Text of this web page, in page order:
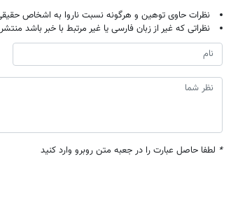
نظرات حاوی توهین و هرگونه نسبت ناروا به اشخاص
نظراتی که غیر از زبان فارسی یا غیر مرتبط با خبر باشد
* لطفا حاصل عبارت را در جعبه متن روبرو وارد کنید